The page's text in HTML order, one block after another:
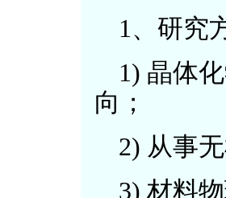
1、研究
1) 晶体
向；
2) 从事
3) 材料